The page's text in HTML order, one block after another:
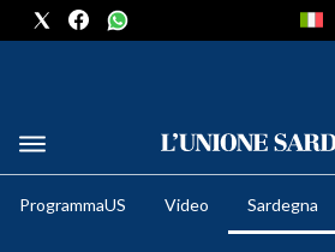
METEO
ProgrammaUS Video Sardegna